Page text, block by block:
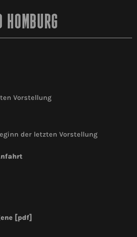
Vorstellung
der letzten Vorstellung
[pdf]